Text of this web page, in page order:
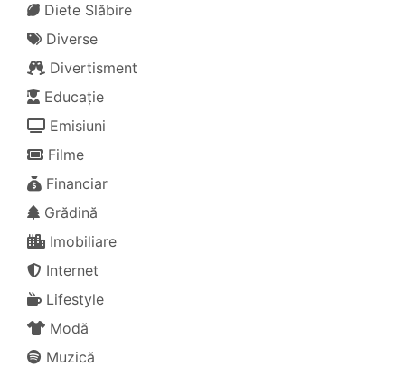
Diete Slăbire
Diverse
Divertisment
Educație
Emisiuni
Filme
Financiar
Grădină
Imobiliare
Internet
Lifestyle
Modă
Muzică